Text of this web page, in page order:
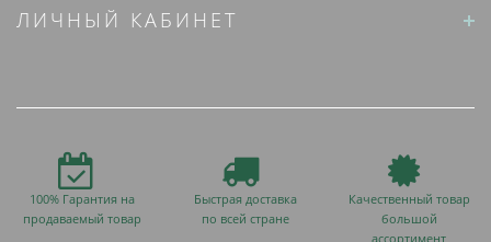
ЛИЧНЫЙ КАБИНЕТ
100% Гарантия на
продаваемый товар
Быстрая доставка
по всей стране
Качественный товар
большой
ассортимент